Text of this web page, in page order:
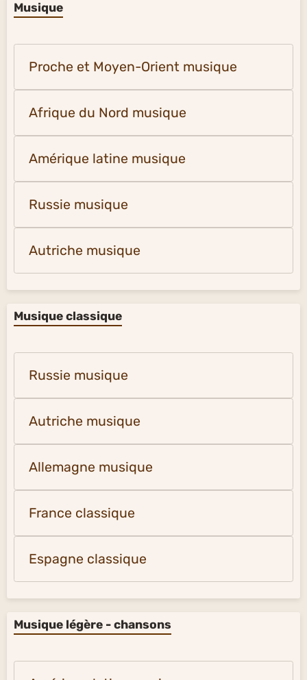
Musique
Proche et Moyen-Orient musique
Afrique du Nord musique
Amérique latine musique
Russie musique
Autriche musique
Musique classique
Russie musique
Autriche musique
Allemagne musique
France classique
Espagne classique
Musique légère - chansons